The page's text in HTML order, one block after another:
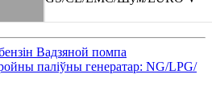
Вадзяной помпа
паліўны генератар: NG/LPG/